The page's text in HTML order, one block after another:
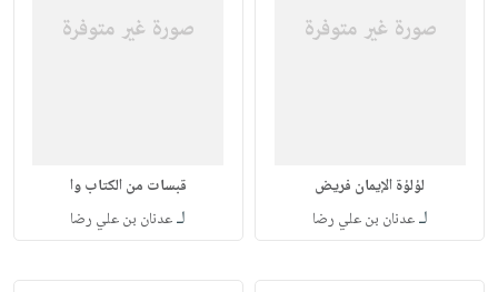
لؤلؤة الإيمان فريض
لـعدنان بن علي رضا
قبسات من الكتاب وا
لـعدنان بن علي رضا